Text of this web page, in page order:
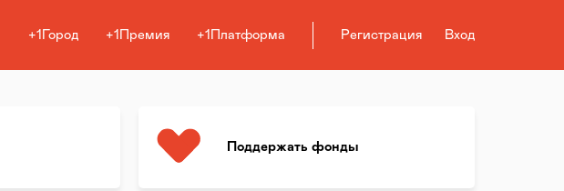
+1Город +1Премия +1Платформа Регистрация Вход
Поддержать фонды